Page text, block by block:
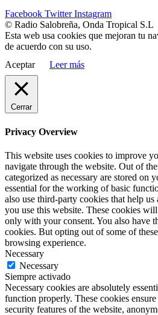
Facebook Twitter Instagram
© Radio Salobreña, Onda Tropical S.L
Esta web usa cookies que mejoran tu
de acuerdo con su uso.
Aceptar
Leer más
Cerrar
Privacy Overview
This website uses cookies to improve
navigate through the website. Out of
categorized as necessary are stored on
essential for the working of basic
also use third-party cookies that help
you use this website. These cookies
only with your consent. You also have
cookies. But opting out of some of
browsing experience.
Necessary
Necessary
Siempre activado
Necessary cookies are absolutely
function properly. These cookies
security features of the website,